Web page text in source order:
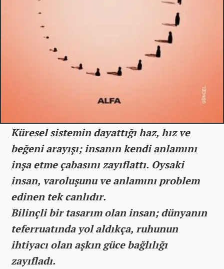
Küresel sistemin dayattığı haz, hız ve
beğeni arayışı; insanın kendi anlamını
inşa etme çabasını zayıflattı. Oysaki
insan, varoluşunu ve anlamını problem
edinen tek canlıdır.
Bilinçli bir tasarım olan insan; dünyanın
teferruatında yol aldıkça, ruhunun
ihtiyacı olan aşkın güce bağlılığı
zayıfladı.